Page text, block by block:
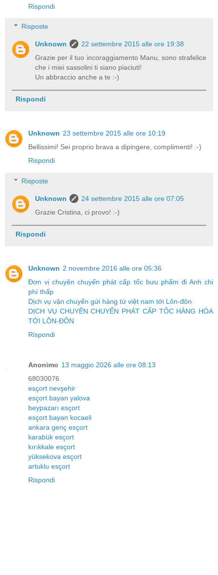
Rispondi
Risposte
Unknown
22 settembre 2015 alle ore 19:38
Grazie per il tuo incoraggiamento Manu, sono strafelice
che i miei sassolini ti siano piaciuti!
Un abbraccio anche a te :-)
Rispondi
Unknown 23 settembre 2015 alle ore 10:19
Bellissimi! Sei proprio brava a dipingere, complimenti! :-)
Rispondi
Risposte
Unknown
24 settembre 2015 alle ore 07:05
Grazie Cristina, ci provo! :-)
Rispondi
Unknown 2 novembre 2016 alle ore 05:36
Đơn vị chuyên chuyển phát cấp tốc bưu phẩm đi Anh chi
phí thấp
Dịch vụ vận chuyển gửi hàng từ việt nam tới Lôn-đôn
DỊCH VỤ CHUYÊN CHUYỂN PHÁT CẤP TỐC HÀNG HÓA
TỚI LÔN-ĐÔN
Rispondi
Anonimo 13 maggio 2026 alle ore 08:13
68030076
esçort nevşehir
esçort bayan yalova
beypazarı esçort
esçort bayan kocaeli
ankara genç esçort
karabük esçort
kırıkkale esçort
yüksekova esçort
artuklu esçort
Rispondi